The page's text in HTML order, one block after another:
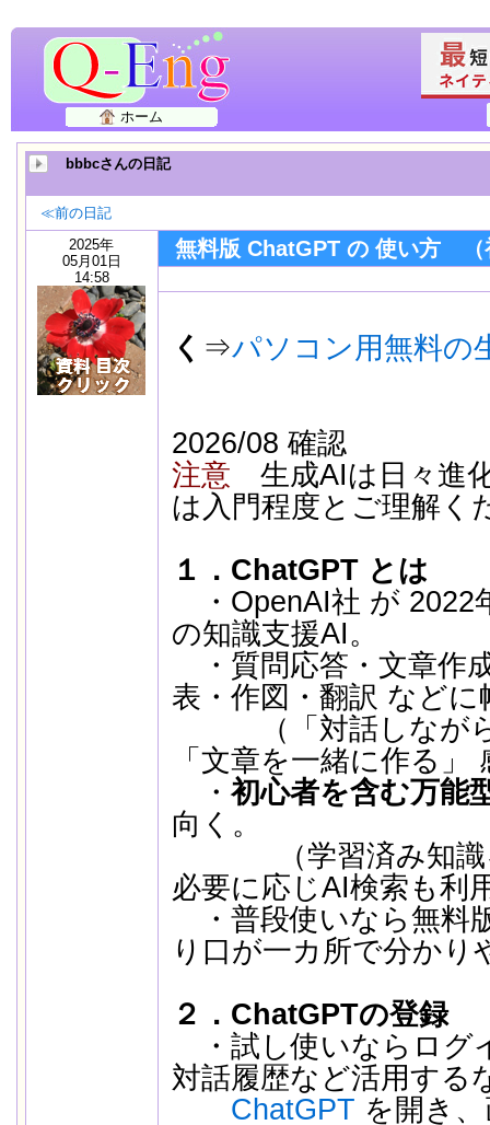
ホーム
bbbcさんの日記
≪前の日記
2025年
05月01日
14:58
無料版 ChatGPT の 使い方 （
く ⇒パソコン用無料の
2026/08 確認
注意 生成AIは日々進
は入門程度とご理解く
１．ChatGPT とは
・OpenAI社 が. 2022
の知識支援AI。
・質問応答・文章作
表・作図・翻訳 などに
（「対話しながら
「文章を一緒に作る
・初心者を含む万能
向く。
（学習済み知識を
必要に応じAI検索も利
・普段使いなら無料
り口が一カ所で分かり
２．ChatGPTの登録
・試し使いならログ
対話履歴など活用する
ChatGPT を開き